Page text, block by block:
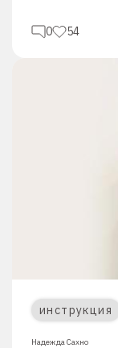
0 54
инструкция
Надежда Сахно